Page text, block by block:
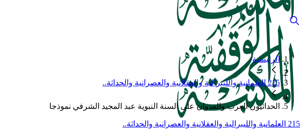
الرئيسية
215 العلمانية والليبرالية والعقلانية والعصرانية والحداثة..
الحداثيون العرب والعدوان على السنة النبوية عبد المجيد الشرفي نموذجا
215 العلمانية والليبرالية والعقلانية والعصرانية والحداثة..